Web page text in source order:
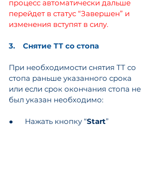
процесс автоматически дальше
перейдет в статус “Завершен” и
изменения вступят в силу.
3.    Снятие ТТ со стопа
При необходимости снятия ТТ со
стопа раньше указанного срока
или если срок окончания стопа не
был указан необходимо:
●      Нажать кнопку “Start”